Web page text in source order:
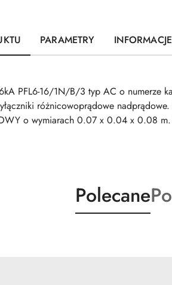
PARAMETRY
PFL6-16/1N/B/3 typ AC o numerze
różnicowoprądowe
o wymiarach 0.07 x 0.04 x 0.08
Produkty
o
Polecane
o